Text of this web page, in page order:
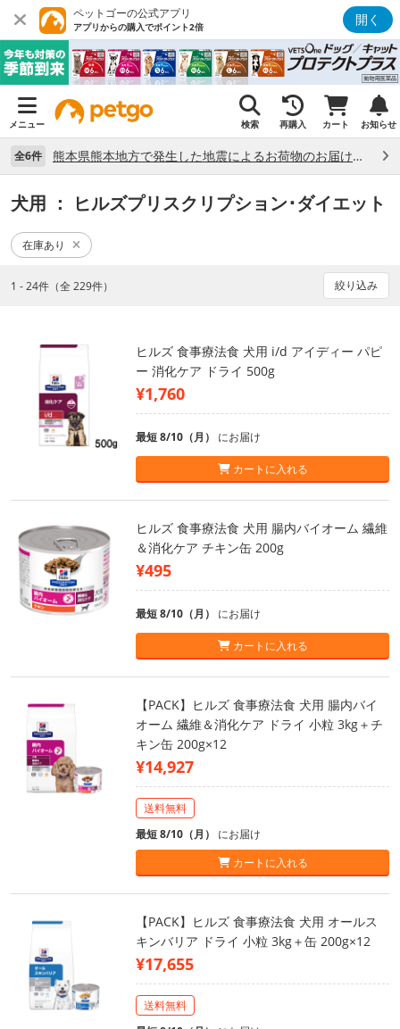
ペットゴーの公式アプリ
アプリからの購入でポイント2倍 開く
メニュー 検索 再購入 カート お知らせ
全6件 熊本県熊本地方で発生した地震によるお荷物のお届け状況について （7/28）
犬用 ： ヒルズプリスクリプション･ダイエット
在庫あり
1 - 24件（全 229件） 絞り込み
ヒルズ 食事療法食 犬用 i/d アイディー パピ
ー 消化ケア ドライ 500g
¥1,760
最短 8/10（月） にお届け
カートに入れる
ヒルズ 食事療法食 犬用 腸内バイオーム 繊維
＆消化ケア チキン缶 200g
¥495
最短 8/10（月） にお届け
カートに入れる
【PACK】ヒルズ 食事療法食 犬用 腸内バイ
オーム 繊維＆消化ケア ドライ 小粒 3kg＋チ
キン缶 200g×12
¥14,927
送料無料
最短 8/10（月） にお届け
カートに入れる
【PACK】ヒルズ 食事療法食 犬用 オールス
キンバリア ドライ 小粒 3kg＋缶 200g×12
¥17,655
送料無料